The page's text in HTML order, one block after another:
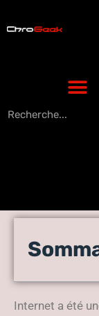
Internet a été